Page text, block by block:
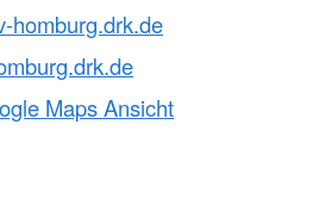
homburg.drk.de
Maps Ansicht